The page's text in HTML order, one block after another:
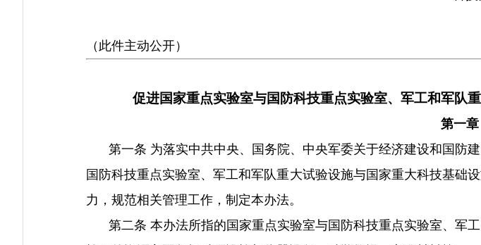
（此件主动公开）
促进国家重点实验室与国防科技重点实验室、军工和军队
第一
第一条 为落实中共中央、国务院、中央军委关于经济建设和国防
国防科技重点实验室、军工和军队重大试验设施与国家重大科技基础
力，规范相关管理工作，制定本办法。
第二条 本办法所指的国家重点实验室与国防科技重点实验室、军